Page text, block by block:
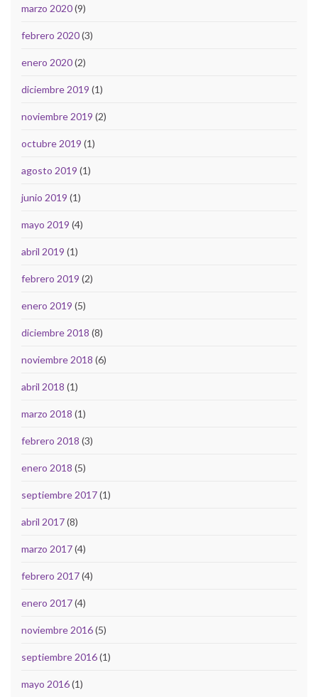
marzo 2020(9)
febrero 2020(3)
enero 2020(2)
diciembre 2019 (1)
noviembre 2019 (2)
octubre 2019 (1)
agosto 2019 (1)
junio 2019 (1)
mayo 2019 (4)
abril 2019 (1)
febrero 2019 (2)
enero 2019 (5)
diciembre 2018 (8)
noviembre 2018 (6)
abril 2018 (1)
marzo 2018 (1)
febrero 2018 (3)
enero 2018 (5)
septiembre 2017(1)
abril 2017(8)
marzo 2017(4)
febrero 2017(4)
enero 2017(4)
noviembre 2016(5)
septiembre 2016(1)
mayo 2016(1)